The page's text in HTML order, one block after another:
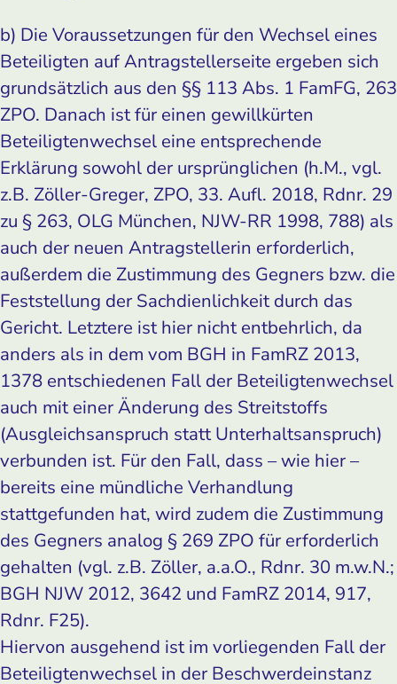
b) Die Voraussetzungen für den Wechsel eines
Beteiligten auf Antragstellerseite ergeben sich
grundsätzlich aus den §§ 113 Abs. 1 FamFG, 263
ZPO. Danach ist für einen gewillkürten
Beteiligtenwechsel eine entsprechende
Erklärung sowohl der ursprünglichen (h.M., vgl.
z.B. Zöller-Greger, ZPO, 33. Aufl. 2018, Rdnr. 29
zu § 263, OLG München, NJW-RR 1998, 788) als
auch der neuen Antragstellerin erforderlich,
außerdem die Zustimmung des Gegners bzw. die
Feststellung der Sachdienlichkeit durch das
Gericht. Letztere ist hier nicht entbehrlich, da
anders als in dem vom BGH in FamRZ 2013,
1378 entschiedenen Fall der Beteiligtenwechsel
auch mit einer Änderung des Streitstoffs
(Ausgleichsanspruch statt Unterhaltsanspruch)
verbunden ist. Für den Fall, dass – wie hier –
bereits eine mündliche Verhandlung
stattgefunden hat, wird zudem die Zustimmung
des Gegners analog § 269 ZPO für erforderlich
gehalten (vgl. z.B. Zöller, a.a.O., Rdnr. 30 m.w.N.;
BGH NJW 2012, 3642 und FamRZ 2014, 917,
Rdnr. F25).
Hiervon ausgehend ist im vorliegenden Fall der
Beteiligtenwechsel in der Beschwerdeinstanz